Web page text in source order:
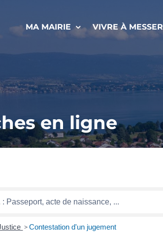
MA MAIRIE VIVRE À
en ligne
> Contestation d'un jugement